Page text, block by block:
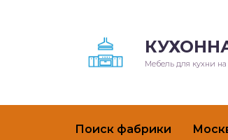
Мебель для кухни на
Поиск фабрики